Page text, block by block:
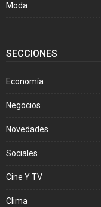
Moda
SECCIONES
Economía
Negocios
Novedades
Sociales
Cine Y TV
Clima